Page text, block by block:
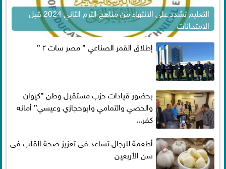
التعليم تشدد على الانتهاء من مناهج الترم الثاني 2024 قبل
الامتحانات
إطلاق القمر الصناعي ” مصر سات ٢ ”
بحضور قيادات حزب مستقبل وطن ”كيوان
والحصي والتمامي وابوحجازي وعيسي” أمانه
كفر...
أطعمة للرجال تساعد فى تعزيز صحة القلب فى
سن الأربعين